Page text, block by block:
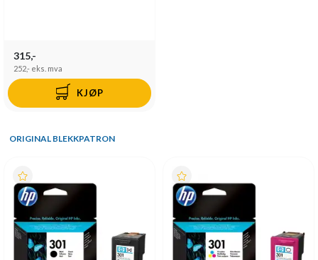
315,-
252,- eks. mva
KJØP
ORIGINAL BLEKKPATRON